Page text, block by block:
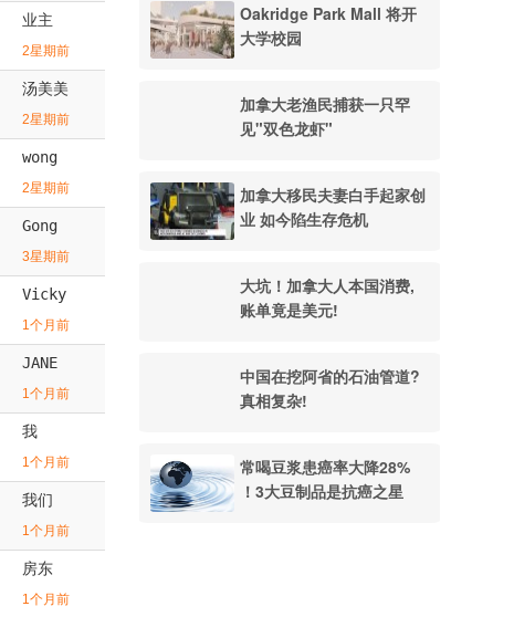
业主
2星期前
汤美美
2星期前
wong
2星期前
Gong
3星期前
Vicky
1个月前
JANE
1个月前
我
1个月前
我们
1个月前
房东
1个月前
Oakridge Park Mall 将开
大学校园
加拿大老渔民捕获一只罕
见"双色龙虾"
加拿大移民夫妻白手起家创
业 如今陷生存危机
大坑！加拿大人本国消费,
账单竟是美元!
中国在挖阿省的石油管道?
真相复杂!
常喝豆浆患癌率大降28%
！3大豆制品是抗癌之星